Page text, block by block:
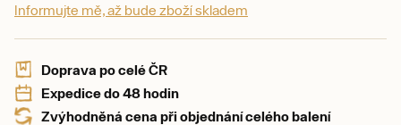
Informujte mě, až bude zboží skladem
Doprava po celé ČR
Expedice do 48 hodin
Zvýhodněná cena při objednání celého balení